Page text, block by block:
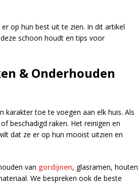
op hun best uit te zien. In dit artikel
schoon houdt en tips voor
& Onderhouden
karakter toe te voegen aan elk huis. Als
beschadigd raken. Het reinigen en
dat ze er op hun mooist uitzien en
van gordijnen, glasramen, houten
We bespreken ook de beste